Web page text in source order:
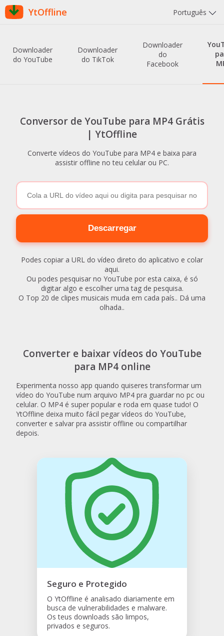
YtOffline Português
Downloader
do YouTube
Downloader
do TikTok
Downloader
do
Facebook
Conversor de YouTube para MP4 Grátis
| YtOffline
Converte vídeos do YouTube para MP4 e baixa para
assistir offline no teu celular ou PC.
Descarregar
Podes copiar a URL do vídeo direto do aplicativo e colar
aqui.
Ou podes pesquisar no YouTube por esta caixa, é só
digitar algo e escolher uma tag de pesquisa.
O Top 20 de clipes musicais muda em cada país.. Dá uma
olhada..
Converter e baixar vídeos do YouTube
para MP4 online
Experimenta nosso app quando quiseres transformar um
vídeo do YouTube num arquivo MP4 pra guardar no pc ou
celular. O MP4 é super popular e roda em quase tudo! O
YtOffline deixa muito fácil pegar vídeos do YouTube,
converter e salvar pra assistir offline ou compartilhar
depois.
Seguro e Protegido
O YtOffline é analisado diariamente em
busca de vulnerabilidades e malware.
Os teus downloads são limpos,
privados e seguros.